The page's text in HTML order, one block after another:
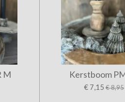
M Kerstboom
€ 7,15 € 8,95